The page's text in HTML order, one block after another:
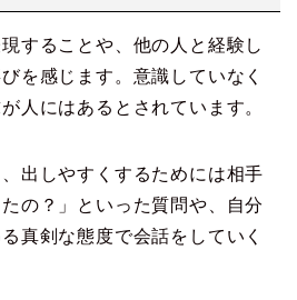
することや、他の人と経験し
を感じます。意識していなく
人にはあるとされています。
出しやすくするためには相手
の？」といった質問や、自分
真剣な態度で会話をしていく